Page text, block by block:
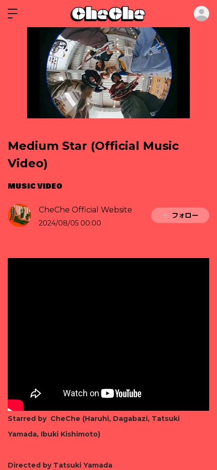
Medium Star (Official Music
Video)
MUSIC VIDEO
CheChe Official Website
2024/08/05 00:00
フォロー
Starred by CheChe (Haruhi, Dagabazi, Tatsuki
Yamada, Ibuki Kishimoto)
Directed by Tatsuki Yamada